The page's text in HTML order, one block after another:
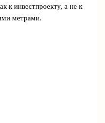
к инвестпроекту, а не к
метрами.